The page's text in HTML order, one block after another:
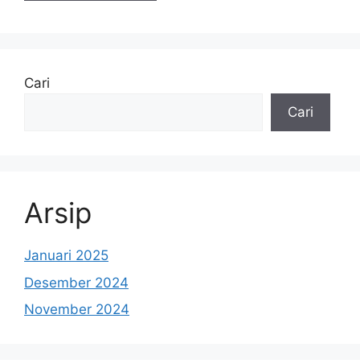
Cari
Cari
Arsip
Januari 2025
Desember 2024
November 2024